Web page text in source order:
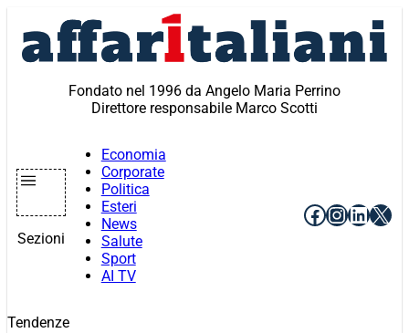
contenuto
Fondato nel 1996 da Angelo Maria Perrino
Direttore responsabile Marco Scotti
Sezioni
Economia
Corporate
Politica
Esteri
News
Salute
Sport
AI TV
Facebook
X
Tendenze